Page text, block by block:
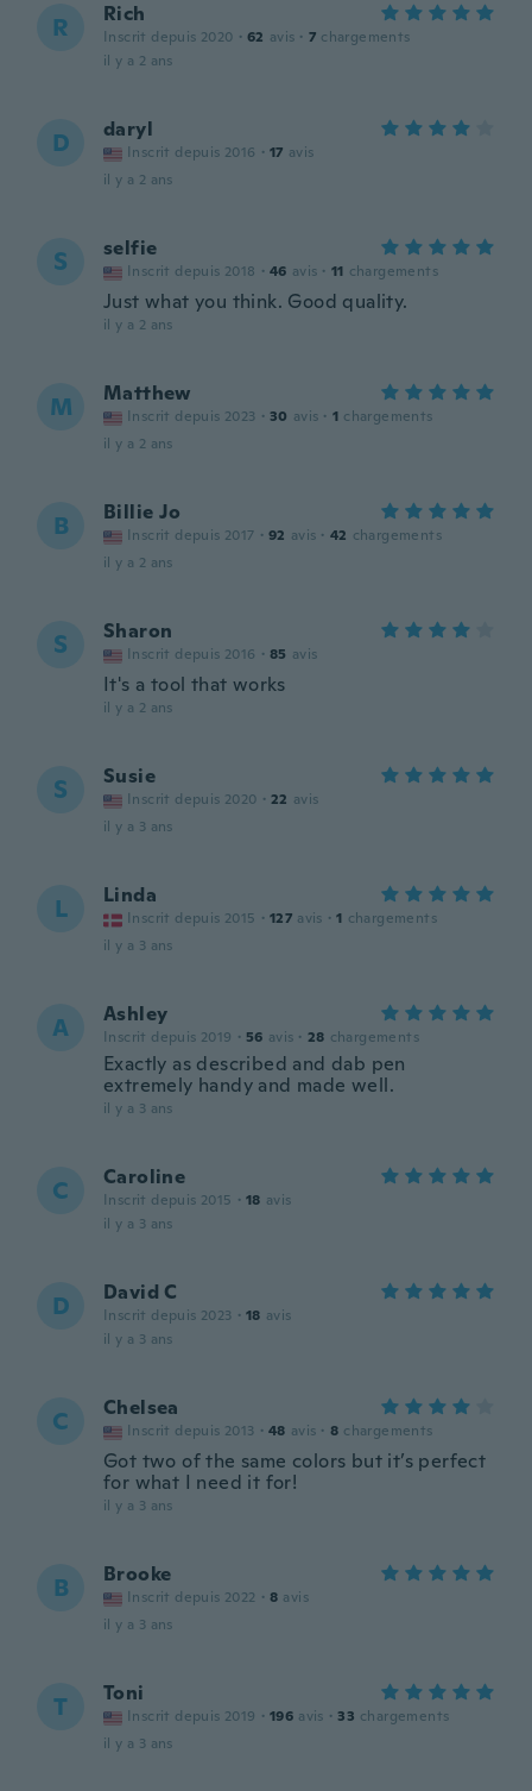
R Rich
Inscrit depuis 2020 · 62 avis · 7 chargements
il y a 2 ans
D daryl
Inscrit depuis 2016 · 17 avis
il y a 2 ans
S selfie
Inscrit depuis 2018 · 46 avis · 11 chargements
Just what you think. Good quality.
il y a 2 ans
M Matthew
Inscrit depuis 2023 · 30 avis · 1 chargements
il y a 2 ans
B Billie Jo
Inscrit depuis 2017 · 92 avis · 42 chargements
il y a 2 ans
S Sharon
Inscrit depuis 2016 · 85 avis
It's a tool that works
il y a 2 ans
S Susie
Inscrit depuis 2020 · 22 avis
il y a 3 ans
L Linda
Inscrit depuis 2015 · 127 avis · 1 chargements
il y a 3 ans
A Ashley
Inscrit depuis 2019 · 56 avis · 28 chargements
Exactly as described and dab pen
extremely handy and made well.
il y a 3 ans
C Caroline
Inscrit depuis 2015 · 18 avis
il y a 3 ans
D David C
Inscrit depuis 2023 · 18 avis
il y a 3 ans
C Chelsea
Inscrit depuis 2013 · 48 avis · 8 chargements
Got two of the same colors but it’s perfect
for what I need it for!
il y a 3 ans
B Brooke
Inscrit depuis 2022 · 8 avis
il y a 3 ans
T Toni
Inscrit depuis 2019 · 196 avis · 33 chargements
il y a 3 ans